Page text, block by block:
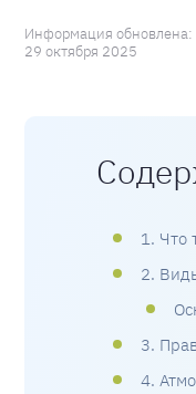
Информация обновлена:
29 октября 2025
1. Что
2.
3.
4.